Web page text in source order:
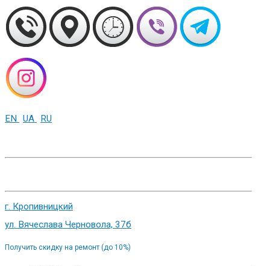
EN UA RU
г. Кропивницкий
ул. Вячеслава Черновола, 37б
Получить скидку на ремонт (до 10%)